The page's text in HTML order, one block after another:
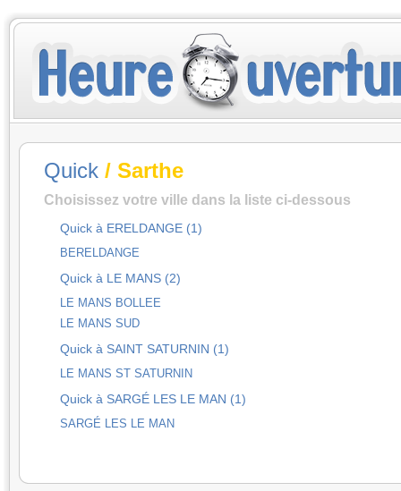
Quick / Sarthe
Choisissez votre ville dans la liste ci-dessous
Quick à ERELDANGE (1)
BERELDANGE
Quick à LE MANS (2)
LE MANS BOLLEE
LE MANS SUD
Quick à SAINT SATURNIN (1)
LE MANS ST SATURNIN
Quick à SARGÉ LES LE MAN (1)
SARGÉ LES LE MAN